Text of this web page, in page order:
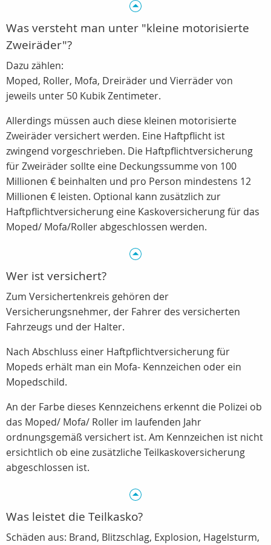
Was versteht man unter "kleine motorisierte
Zweiräder"?
Dazu zählen:
Moped, Roller, Mofa, Dreiräder und Vierräder von
jeweils unter 50 Kubik Zentimeter.
Allerdings müssen auch diese kleinen motorisierte
Zweiräder versichert werden. Eine Haftpflicht ist
zwingend vorgeschrieben. Die Haftpflichtversicherung
für Zweiräder sollte eine Deckungssumme von 100
Millionen € beinhalten und pro Person mindestens 12
Millionen € leisten. Optional kann zusätzlich zur
Haftpflichtversicherung eine Kaskoversicherung für das
Moped/ Mofa/Roller abgeschlossen werden.
Wer ist versichert?
Zum Versichertenkreis gehören der
Versicherungsnehmer, der Fahrer des versicherten
Fahrzeugs und der Halter.
Nach Abschluss einer Haftpflichtversicherung für
Mopeds erhält man ein Mofa- Kennzeichen oder ein
Mopedschild.
An der Farbe dieses Kennzeichens erkennt die Polizei ob
das Moped/ Mofa/ Roller im laufenden Jahr
ordnungsgemäß versichert ist. Am Kennzeichen ist nicht
ersichtlich ob eine zusätzliche Teilkaskoversicherung
abgeschlossen ist.
Was leistet die Teilkasko?
Schäden aus: Brand, Blitzschlag, Explosion, Hagelsturm,